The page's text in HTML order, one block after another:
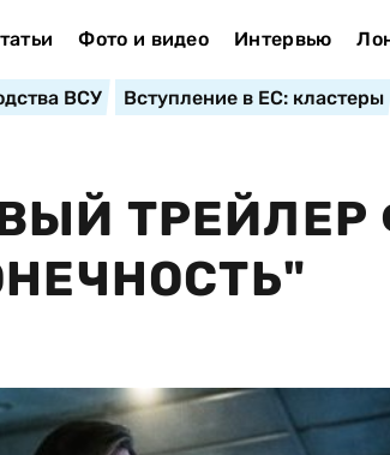
Фото и видео Интервью
ВСУ Вступление в ЕС: кластеры